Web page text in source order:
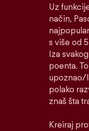
Uz
način,
s više od
Iza
poenta.
upoznao/
polako
znaš šta
Kreiraj